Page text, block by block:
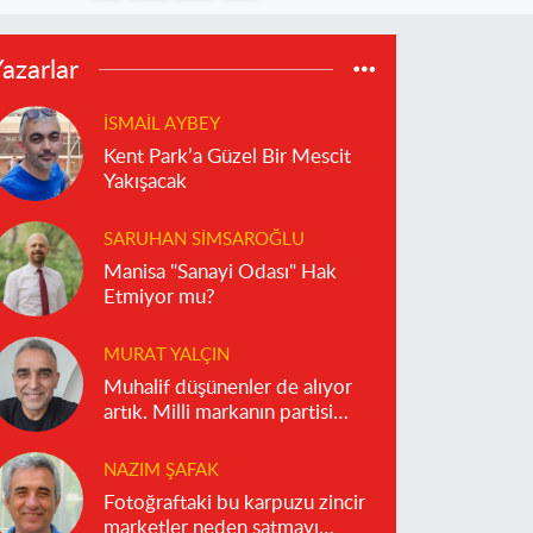
İSMAIL AYBEY
Kent Park’a Güzel Bir Mescit
Yakışacak
SARUHAN SIMSAROĞLU
Manisa "Sanayi Odası" Hak
Etmiyor mu?
MURAT YALÇIN
Muhalif düşünenler de alıyor
artık. Milli markanın partisi
NAZIM ŞAFAK
Fotoğraftaki bu karpuzu zincir
marketler neden satmayı